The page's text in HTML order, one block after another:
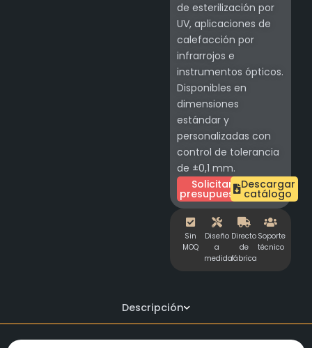
de esterilización por
UV, aplicaciones de
calefacción por
infrarrojos e
instrumentos ópticos.
Disponibles en
dimensiones
estándar y
personalizadas con
control de tolerancia
de ±0,1 mm.
Solicitar
presupuesto
Descargar
catálogo
Sin
MOQ
Diseño
a
medida
Directo
de
fábrica
Soporte
técnico
Descripción